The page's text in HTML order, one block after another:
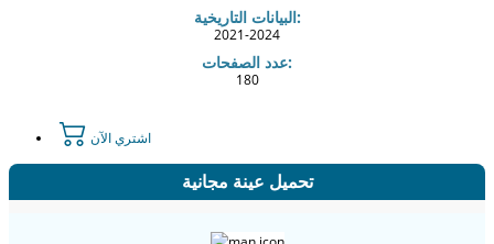
البيانات التاريخية:
2021-2024
عدد الصفحات:
180
اشتري الآن
تحميل عينة مجانية